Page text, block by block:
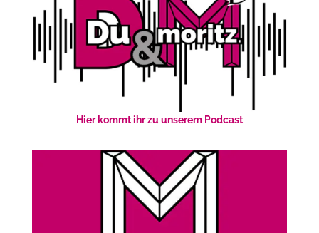
Hier kommt ihr zu unserem Podcast